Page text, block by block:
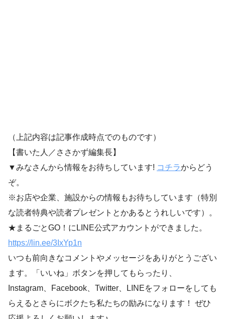
（上記内容は記事作成時点でのものです）
【書いた人／ささかず編集長】
▼みなさんから情報をお待ちしています! コチラからどう
ぞ。
※お店や企業、施設からの情報もお待ちしています（特別
な読者特典や読者プレゼントとかあるとうれしいです）。
★まるごとGO！にLINE公式アカウントができました。
https://lin.ee/3IxYp1n
いつも前向きなコメントやメッセージをありがとうござい
ます。「いいね」ボタンを押してもらったり、
Instagram、Facebook、Twitter、LINEをフォローをしても
らえるとさらにボクたち私たちの励みになります！ ぜひ